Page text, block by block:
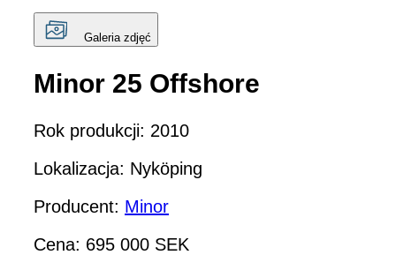
Galeria zdjęć
Minor 25 Offshore
Rok produkcji: 2010
Lokalizacja: Nyköping
Producent: Minor
Cena: 695 000 SEK